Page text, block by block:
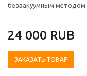
безвакуумным методом.
24 000 RUB
ЗАКАЗАТЬ ТОВАР